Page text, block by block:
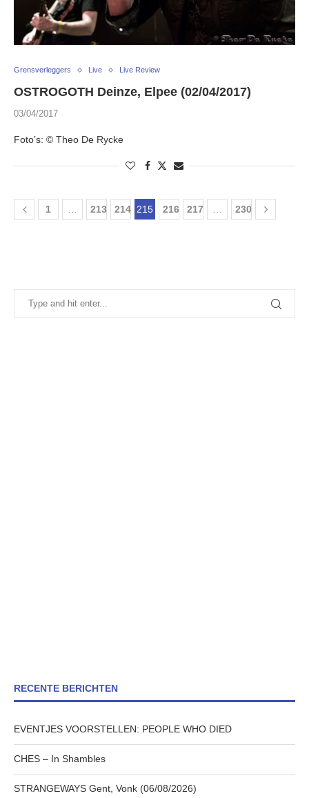
Grensverleggers Live Live Review
OSTROGOTH Deinze, Elpee (02/04/2017)
03/04/2017
Foto’s: © Theo De Rycke
1 … 213 214 215 216 217 … 230
RECENTE BERICHTEN
EVENTJES VOORSTELLEN: PEOPLE WHO DIED
CHES – In Shambles
STRANGEWAYS Gent, Vonk (06/08/2026)